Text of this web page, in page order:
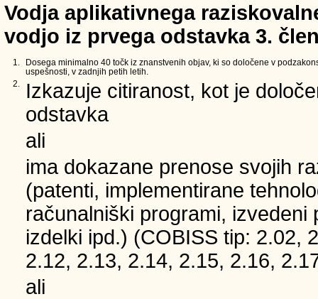
Vodja aplikativnega
vodjo iz prvega odstavka 3.
1.
Dosega minimalno 40 točk iz znanstvenih objav, ki so določene v
uspešnosti, v zadnjih petih letih.
2.
Izkazuje citiranost, kot je
odstavka
ali
ima dokazane prenose svojih
(patenti, implementirane
računalniški programi, izvedeni
izdelki ipd.) (COBISS tip: 2.02,
2.12, 2.13, 2.14, 2.15, 2.16,
ali